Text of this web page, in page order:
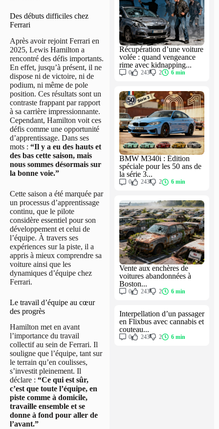
Des débuts difficiles chez
Ferrari
Après avoir rejoint Ferrari en
2025, Lewis Hamilton a
rencontré des défis importants.
En effet, jusqu’à présent, il ne
dispose ni de victoire, ni de
podium, ni même de pole
position. Ces résultats sont un
contraste frappant par rapport
à sa carrière impressionnante.
Cependant, Hamilton voit ces
défis comme une opportunité
d’apprentissage. Dans ses
mots : “Il y a eu des hauts et
des bas cette saison, mais
nous sommes désormais sur
la bonne voie.”
Cette saison a été marquée par
un processus d’apprentissage
continu, que le pilote
considère essentiel pour son
développement et celui de
l’équipe. À travers ses
expériences sur la piste, il a
appris à mieux comprendre sa
voiture ainsi que les
dynamiques d’équipe chez
Ferrari.
Le travail d’équipe au cœur
des progrès
Hamilton met en avant
l’importance du travail
collectif au sein de Ferrari. Il
souligne que l’équipe, tant sur
le terrain qu’en coulisses,
s’investit pleinement. Il
déclare : “Ce qui est sûr,
c’est que toute l’équipe, en
piste comme à domicile,
travaille ensemble et se
donne à fond pour aller de
l’avant.”
Récupération d’une voiture
volée : quand vengeance
rime avec kidnapping...
0 243 2 6 min
BMW M340i : Édition
spéciale pour les 50 ans de
la série 3...
0 243 2 6 min
Vente aux enchères de
voitures abandonnées à
Boston...
0 243 2 6 min
Interpellation d’un passager
en Flixbus avec cannabis et
couteau...
0 243 2 6 min